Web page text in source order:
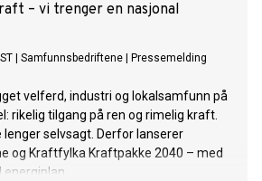
– vi trenger en nasjonal
Samfunnsbedriftene Pressemelding
velferd, industri og lokalsamfunn på
rikelig tilgang på ren og rimelig kraft.
lenger selvsagt. Derfor lanserer
og Kraftfylka Kraftpakke 2040 – med